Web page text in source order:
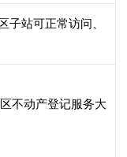
站可正常访问、
不动产登记服务大